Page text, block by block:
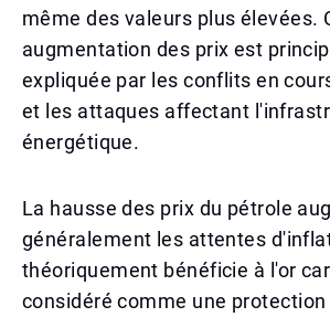
même des valeurs plus élevées.
augmentation des prix est
expliquée par les conflits en
et les attaques affectant
énergétique.
La hausse des prix du pétrole
généralement les attentes
théoriquement bénéficie à l'or
considéré comme une protection